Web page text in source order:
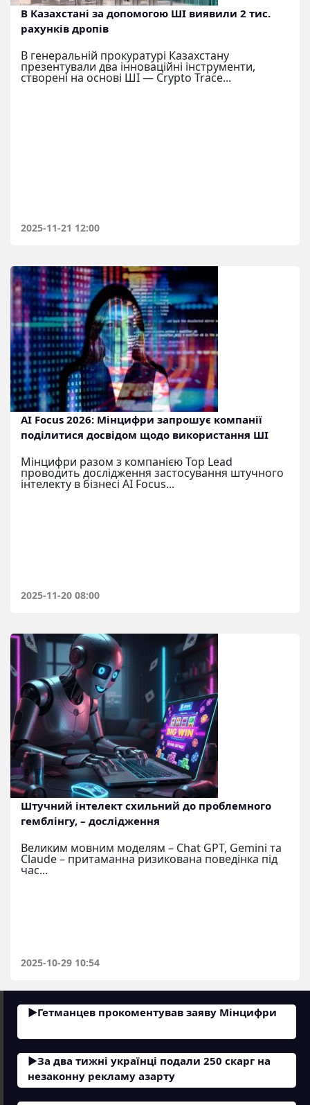
В Казахстані за допомогою ШІ виявили 2 тис.
рахунків дропів
В генеральній прокуратурі Казахстану
презентували два інноваційні інструменти,
створені на основі ШІ — Crypto Trace...
2025-11-21 12:00
AI Focus 2026: Мінцифри запрошує компанії
поділитися досвідом щодо використання ШІ
Мінцифри разом з компанією Top Lead
проводить дослідження застосування штучного
інтелекту в бізнесі AI Focus...
2025-11-20 08:00
Штучний інтелект схильний до проблемного
гемблінгу, – дослідження
Великим мовним моделям – Chat GPT, Gemini та
Claude – притаманна ризикована поведінка під
час...
2025-10-29 10:54
Гетманцев прокоментував заяву Мінцифри
За два тижні українці подали 250 скарг на
незаконну рекламу азарту